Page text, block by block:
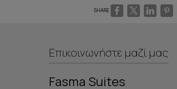
SHARE
Επικοινωνήστε μαζί μας
Fasma Suites